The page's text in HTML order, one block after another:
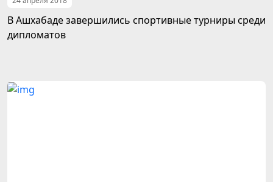
В Ашхабаде завершились спортивные турниры среди
дипломатов